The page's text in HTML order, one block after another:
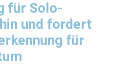
für Solo-
und fordert
für